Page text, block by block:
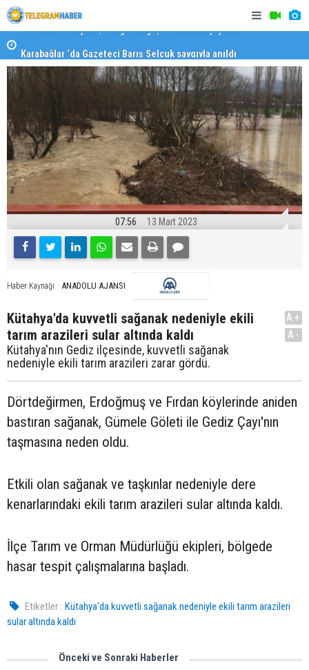
07:56 13 Mart 2023
Haber Kaynağı ANADOLU AJANSI
Kütahya'da kuvvetli sağanak nedeniyle ekili
tarım arazileri sular altında kaldı
Kütahya'nın Gediz ilçesinde, kuvvetli sağanak
nedeniyle ekili tarım arazileri zarar gördü.
A+
A-
Dörtdeğirmen, Erdoğmuş ve Fırdan köylerinde aniden
bastıran sağanak, Gümele Göleti ile Gediz Çayı'nın
taşmasına neden oldu.
Etkili olan sağanak ve taşkınlar nedeniyle dere
kenarlarındaki ekili tarım arazileri sular altında kaldı.
İlçe Tarım ve Orman Müdürlüğü ekipleri, bölgede
hasar tespit çalışmalarına başladı.
Etiketler : Kütahya'da kuvvetli sağanak nedeniyle ekili tarım arazileri
sular altında kaldı
Önceki ve Sonraki Haberler